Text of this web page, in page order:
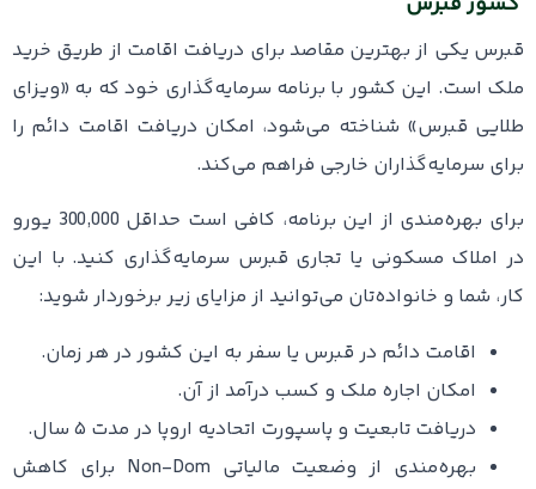
قبرس یکی از بهترین مقاصد برای دریافت اقامت از طریق خرید
ملک است. این کشور با برنامه سرمایه‌گذاری خود که به «ویزای
طلایی قبرس» شناخته می‌شود، امکان دریافت اقامت دائم را
برای سرمایه‌گذاران خارجی فراهم می‌کند.
برای بهره‌مندی از این برنامه، کافی است حداقل 300,000 یورو
در املاک مسکونی یا تجاری قبرس سرمایه‌گذاری کنید. با این
کار، شما و خانواده‌تان می‌توانید از مزایای زیر برخوردار شوید:
اقامت دائم در قبرس یا سفر به این کشور در هر زمان.
امکان اجاره ملک و کسب درآمد از آن.
دریافت تابعیت و پاسپورت اتحادیه اروپا در مدت ۵ سال.
بهره‌مندی از وضعیت مالیاتی Non-Dom برای کاهش